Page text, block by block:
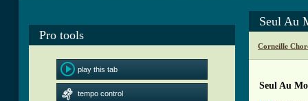
Pro tools
play this tab
tempo control
Seul Au
Corneille
Seul Au